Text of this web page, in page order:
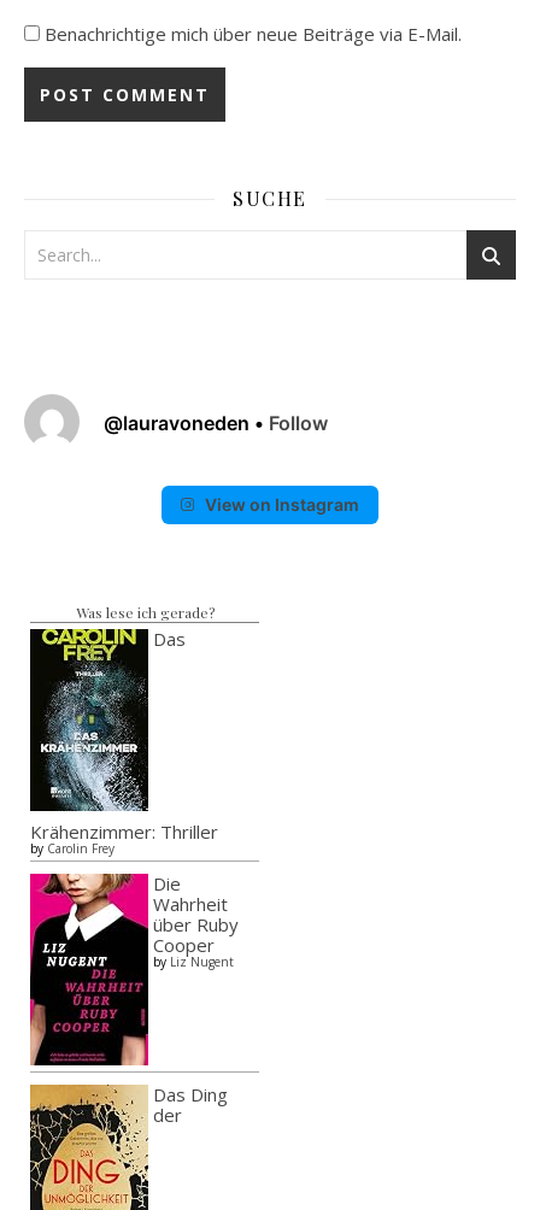
Benachrichtige mich über neue Beiträge via E-Mail.
SUCHE
@lauravoneden • Follow
View on Instagram
Was lese ich gerade?
Das
Krähenzimmer: Thriller
by Carolin Frey
Die
Wahrheit
über Ruby
Cooper
by Liz Nugent
Das Ding
der